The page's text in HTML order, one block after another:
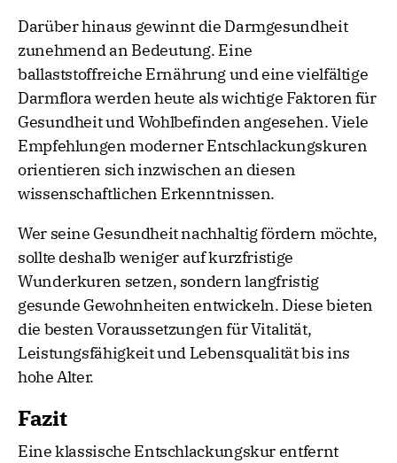
Darüber hinaus gewinnt die Darmgesundheit
zunehmend an Bedeutung. Eine
ballaststoffreiche Ernährung und eine vielfältige
Darmflora werden heute als wichtige Faktoren für
Gesundheit und Wohlbefinden angesehen. Viele
Empfehlungen moderner Entschlackungskuren
orientieren sich inzwischen an diesen
wissenschaftlichen Erkenntnissen.
Wer seine Gesundheit nachhaltig fördern möchte,
sollte deshalb weniger auf kurzfristige
Wunderkuren setzen, sondern langfristig
gesunde Gewohnheiten entwickeln. Diese bieten
die besten Voraussetzungen für Vitalität,
Leistungsfähigkeit und Lebensqualität bis ins
hohe Alter.
Fazit
Eine klassische Entschlackungskur entfernt